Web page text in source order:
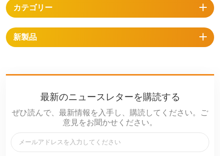
カテゴリー
新製品
最新のニュースレターを購読する
ぜひ読んで、最新情報を入手し、購読してください。ご
意見をお聞かせください。